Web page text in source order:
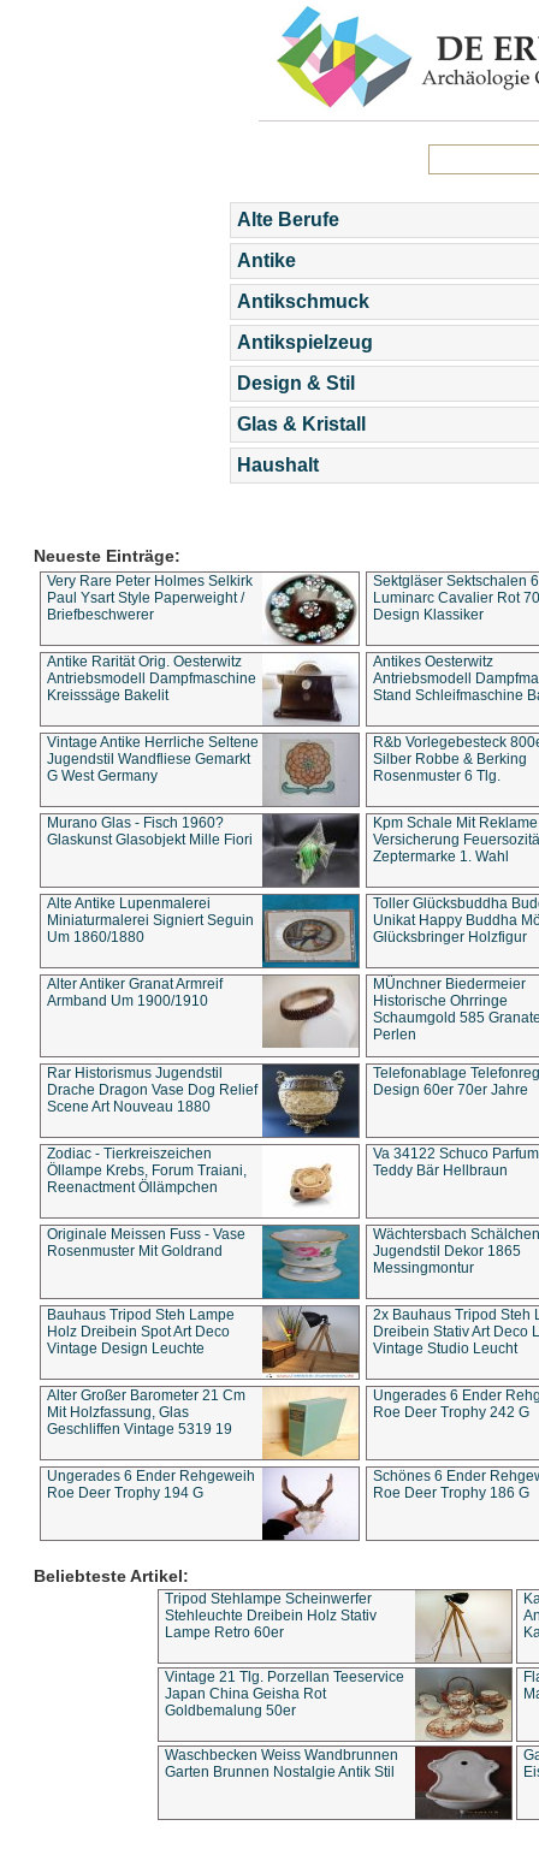
Alte Berufe
Antike
Antikschmuck
Antikspielzeug
Design & Stil
Glas & Kristall
Haushalt
Neueste Einträge:
Very Rare Peter Holmes Selkirk
Paul Ysart Style Paperweight /
Briefbeschwerer
Sektgläser Sektschalen
Luminarc Cavalier Rot
Design Klassiker
Antike Rarität Orig. Oesterwitz
Antriebsmodell Dampfmaschine
Kreisssäge Bakelit
Antikes Oesterwitz
Antriebsmodell
Stand Schleifmaschine
Vintage Antike Herrliche Seltene
Jugendstil Wandfliese Gemarkt
G West Germany
R&b Vorlegebesteck
Silber Robbe & Berking
Rosenmuster 6 Tlg.
Murano Glas - Fisch 1960?
Glaskunst Glasobjekt Mille Fiori
Kpm Schale Mit Reklame
Versicherung
Zeptermarke 1. Wahl
Alte Antike Lupenmalerei
Miniaturmalerei Signiert Seguin
Um 1860/1880
Toller Glücksbuddha
Unikat Happy Buddha
Glücksbringer Holzfigur
Alter Antiker Granat Armreif
Armband Um 1900/1910
MÜnchner Biedermeier
Historische Ohrringe
Schaumgold 585
Perlen
Rar Historismus Jugendstil
Drache Dragon Vase Dog Relief
Scene Art Nouveau 1880
Telefonablage
Design 60er 70er Jahre
Zodiac - Tierkreiszeichen
Öllampe Krebs, Forum Traiani,
Reenactment Öllämpchen
Va 34122 Schuco
Teddy Bär Hellbraun
Originale Meissen Fuss - Vase
Rosenmuster Mit Goldrand
Wächtersbach Schälchen
Jugendstil Dekor 1865
Messingmontur
Bauhaus Tripod Steh Lampe
Holz Dreibein Spot Art Deco
Vintage Design Leuchte
2x Bauhaus Tripod Steh
Dreibein Stativ Art Deco
Vintage Studio Leucht
Alter Großer Barometer 21 Cm
Mit Holzfassung, Glas
Geschliffen Vintage 5319 19
Ungerades 6 Ender
Roe Deer Trophy 242 G
Ungerades 6 Ender Rehgeweih
Roe Deer Trophy 194 G
Schönes 6 Ender
Roe Deer Trophy 186 G
Beliebteste Artikel:
Tripod Stehlampe Scheinwerfer
Stehleuchte Dreibein Holz Stativ
Lampe Retro 60er
Vintage 21 Tlg. Porzellan Teeservice
Japan China Geisha Rot
Goldbemalung 50er
Waschbecken Weiss Wandbrunnen
Garten Brunnen Nostalgie Antik Stil